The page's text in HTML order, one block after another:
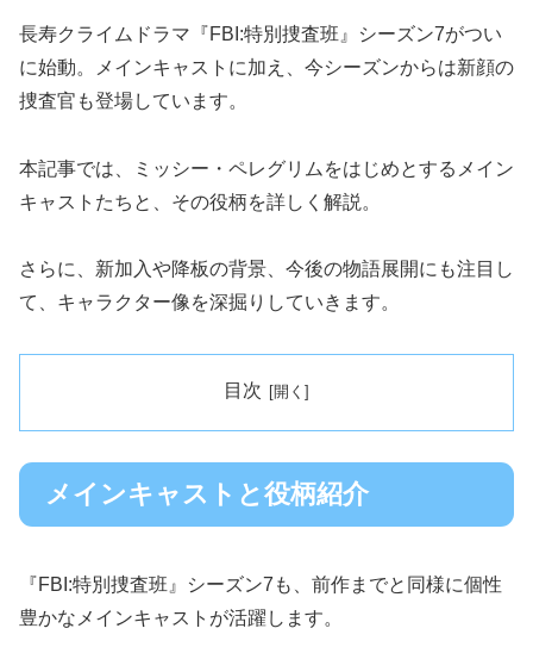
長寿クライムドラマ『FBI:特別捜査班』シーズン7がつい
に始動。メインキャストに加え、今シーズンからは新顔の
捜査官も登場しています。
本記事では、ミッシー・ペレグリムをはじめとするメイン
キャストたちと、その役柄を詳しく解説。
さらに、新加入や降板の背景、今後の物語展開にも注目し
て、キャラクター像を深掘りしていきます。
目次
メインキャストと役柄紹介
『FBI:特別捜査班』シーズン7も、前作までと同様に個性
豊かなメインキャストが活躍します。